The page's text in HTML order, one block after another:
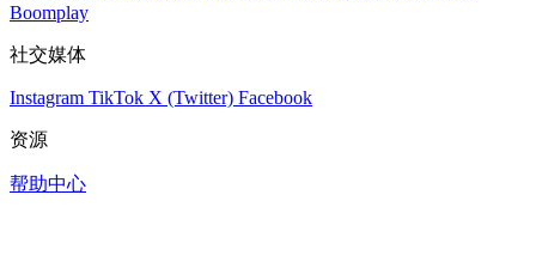
Boomplay
社交媒体
Instagram TikTok X (Twitter) Facebook
资源
帮助中心